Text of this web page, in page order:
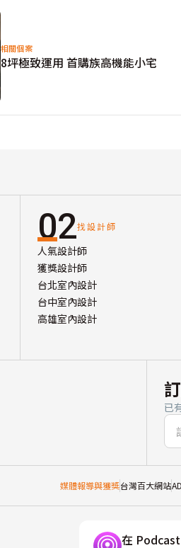
相關個案
8坪極致運用 首購族高機能小宅
02找設計師
人氣設計師
獲獎設計師
台北室內設計
台中室內設計
高雄室內設計
已
媒體報導與獲獎台灣百大網站
在